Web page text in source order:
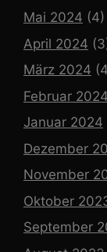
Mai 2024 (4)
April 2024
März 2024
Februar 2024
Januar 2024
Dezember
November
Oktober
September